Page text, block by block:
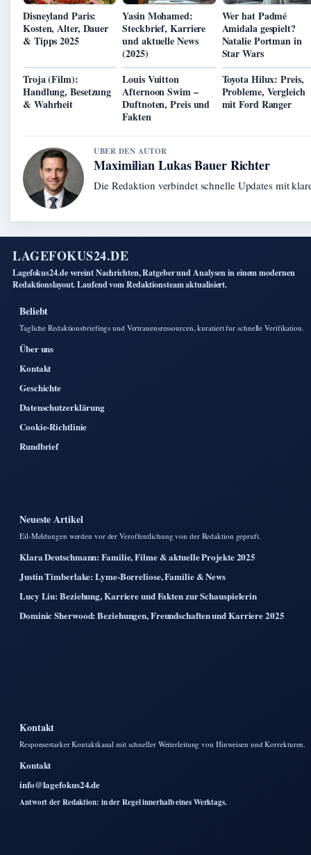
Disneyland Paris:
Kosten, Alter, Dauer
& Tipps 2025
Yasin Mohamed:
Steckbrief, Karriere
und aktuelle News
(2025)
Wer hat Padmé
Amidala gespielt?
Natalie Portman in
Star Wars
Troja (Film):
Handlung, Besetzung
& Wahrheit
Louis Vuitton
Afternoon Swim –
Duftnoten, Preis und
Fakten
Toyota Hilux: Preis,
Probleme, Vergleich
mit Ford Ranger
UBER DEN AUTOR
Maximilian Lukas Bauer Richter
Die Redaktion verbindet schnelle Updates mit
LAGEFOKUS24.DE
Lagefokus24.de vereint Nachrichten, Ratgeber und Analysen in einem modernen
Redaktionslayout. Laufend vom Redaktionsteam aktualisiert.
Beliebt
Tagliche Redaktionsbriefings und Vertrauensressourcen, kuratiert fur schnelle Verifikation.
Über uns
Kontakt
Geschichte
Datenschutzerklärung
Cookie-Richtlinie
Rundbrief
Neueste Artikel
Eil-Meldungen werden vor der Veroffentlichung von der Redaktion gepruft.
Klara Deutschmann: Familie, Filme & aktuelle Projekte 2025
Justin Timberlake: Lyme-Borreliose, Familie & News
Lucy Liu: Beziehung, Karriere und Fakten zur Schauspielerin
Dominic Sherwood: Beziehungen, Freundschaften und Karriere 2025
Kontakt
Responsestarker Kontaktkanal mit schneller Weiterleitung von Hinweisen und Korrekturen.
Kontakt
info@lagefokus24.de
Antwort der Redaktion: in der Regel innerhalb eines Werktags.